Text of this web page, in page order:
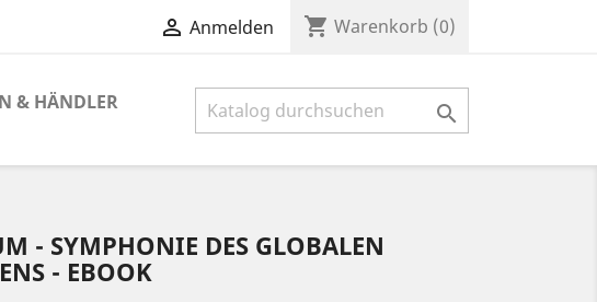
 Anmelden shopping_cart Warenkorb (0)
& HÄNDLER 
- SYMPHONIE DES GLOBALEN
- EBOOK